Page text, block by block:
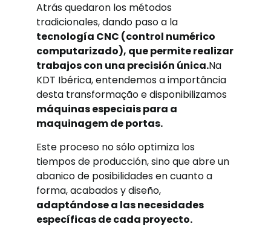
Atrás quedaron los métodos
tradicionales, dando paso a la
tecnología CNC (control numérico
computarizado), que permite realizar
trabajos con una precisión única.Na
KDT Ibérica, entendemos a importância
desta transformação e disponibilizamos
máquinas especiais para a
maquinagem de portas.
Este proceso no sólo optimiza los
tiempos de producción, sino que abre un
abanico de posibilidades en cuanto a
forma, acabados y diseño,
adaptándose a las necesidades
específicas de cada proyecto.